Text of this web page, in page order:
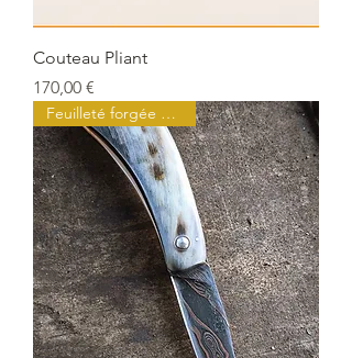
Couteau Pliant
Prix
170,00 €
Feuilleté forgée à l'atelier